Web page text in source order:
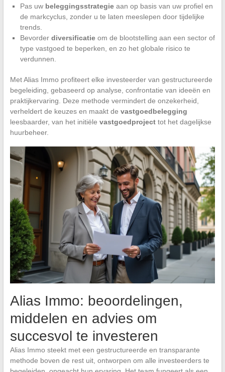
Pas uw beleggingsstrategieaan op basis van uw profiel en
de markcyclus, zonder u te laten meeslepen door tijdelijke
trends.
Bevorder diversificatieom de blootstelling aan een sector of
type vastgoed te beperken, en zo het globale risico te
verdunnen.
Met Alias Immo profiteert elke investeerder van gestructureerde
begeleiding, gebaseerd op analyse, confrontatie van ideeën en
praktijkervaring. Deze methode vermindert de onzekerheid,
verheldert de keuzes en maakt de vastgoedbelegging
leesbaarder, van het initiële vastgoedprojecttot het dagelijkse
huurbeheer.
Alias Immo: beoordelingen,
middelen en advies om
succesvol te investeren
Alias Immo steekt met een gestructureerde en transparante
methode boven de rest uit, ontworpen om alle investeerders te